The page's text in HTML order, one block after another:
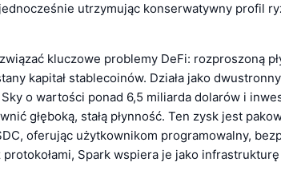
utrzymując konserwatywny profil
kluczowe problemy DeFi: rozproszoną
kapitał stablecoinów. Działa jako
o wartości ponad 6,5 miliarda dolarów i
głęboką, stałą płynność. Ten zysk jest
oferując użytkownikom programowalny,
Spark wspiera je jako infrastrukturę